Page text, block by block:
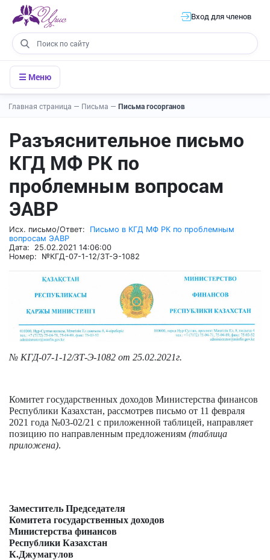
Вход для членов
☰ Меню
Главная страница — Письма — Письма госорганов
Разъяснительное письмо
КГД МФ РК по
проблемным вопросам
ЭАВР
Исх. письмо/Ответ: Письмо в КГД МФ РК по проблемным
вопросам ЭАВР
Дата: 25.02.2021 14:06:00
Номер: №КГД-07-1-12/ЗТ-Э-1082
№ КГД-07-1-12/ЗТ-Э-1082 от 25.02.2021г.
Комитет государственных доходов Министерства финансов
Республики Казахстан, рассмотрев письмо от 11 февраля
2021 года №03-02/21 с приложенной таблицей, направляет
позицию по направленным предложениям (таблица
приложена).
Заместитель Председателя
Комитета государственных доходов
Министерства финансов
Республики Казахстан
К.Джумагулов